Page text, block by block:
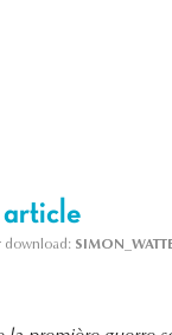
article
download: